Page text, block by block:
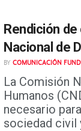
Rendición
Nacional de
BY COMUNICACIÓN
La Comisión
Humanos
necesario
sociedad civil